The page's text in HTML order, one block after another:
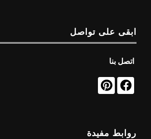
ابقى على تواصل
اتصل بنا
روابط مفيدة